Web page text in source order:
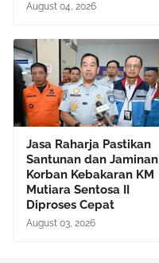
August 04, 2026
Jasa Raharja Pastikan
Santunan dan Jaminan
Korban Kebakaran KM
Mutiara Sentosa II
Diproses Cepat
August 03, 2026